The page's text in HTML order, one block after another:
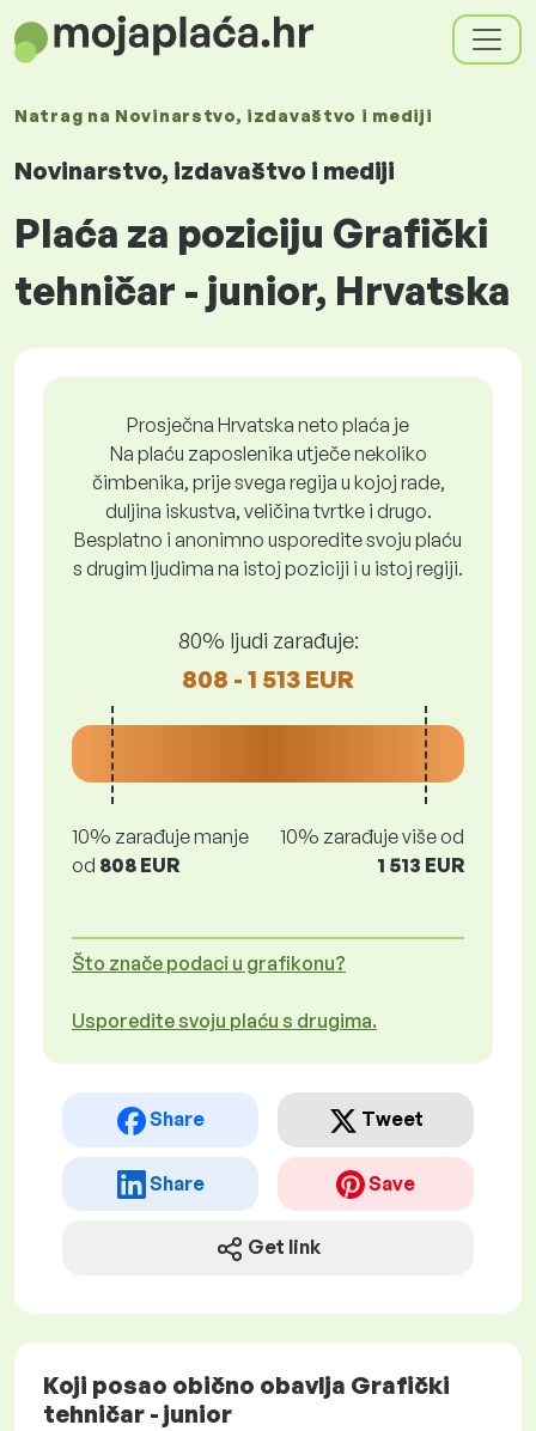
Natrag na Novinarstvo, izdavaštvo i mediji
Novinarstvo, izdavaštvo i mediji
Plaća za poziciju Grafički
tehničar - junior, Hrvatska
Prosječna Hrvatska neto plaća je
Na plaću zaposlenika utječe nekoliko
čimbenika, prije svega regija u kojoj rade,
duljina iskustva, veličina tvrtke i drugo.
Besplatno i anonimno usporedite svoju plaću
s drugim ljudima na istoj poziciji i u istoj regiji.
80% ljudi zarađuje:
808 - 1 513 EUR
10% zarađuje manje
od 808 EUR
10% zarađuje više od
1 513 EUR
Što znače podaci u grafikonu?
Usporedite svoju plaću s drugima.
Share Tweet
Share Save
Get link
Koji posao obično obavlja Grafički
tehničar - junior